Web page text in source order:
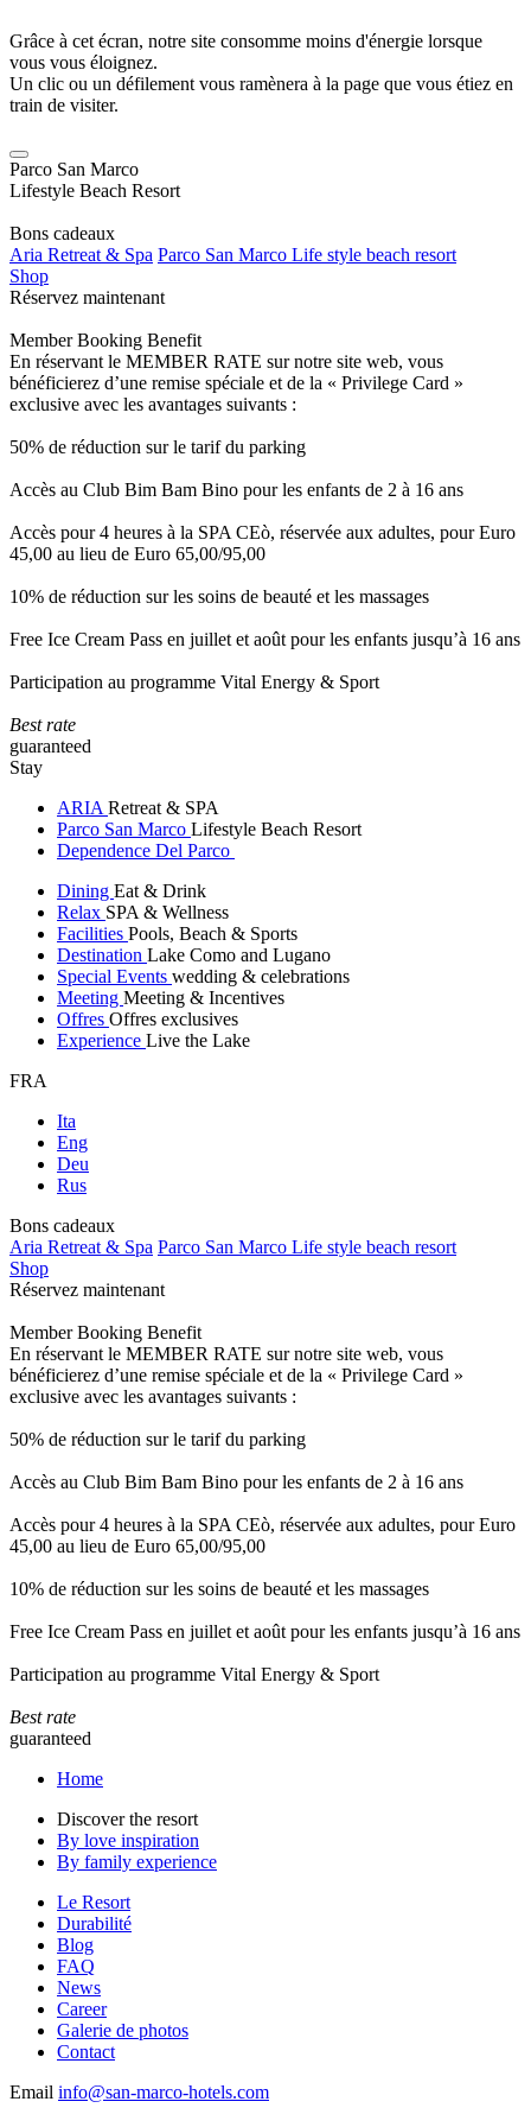
Grâce à cet écran, notre site consomme moins d'énergie lorsque
vous vous éloignez.
Un clic ou un défilement vous ramènera à la page que vous étiez en
train de visiter.
Parco San Marco
Lifestyle Beach Resort
Bons cadeaux
Aria Retreat & Spa Parco San Marco Life style beach resort
Shop
Réservez maintenant
Member Booking Benefit
En réservant le MEMBER RATE sur notre site web, vous
bénéficierez d’une remise spéciale et de la « Privilege Card »
exclusive avec les avantages suivants :
50% de réduction sur le tarif du parking
Accès au Club Bim Bam Bino pour les enfants de 2 à 16 ans
Accès pour 4 heures à la SPA CEò, réservée aux adultes, pour Euro
45,00 au lieu de Euro 65,00/95,00
10% de réduction sur les soins de beauté et les massages
Free Ice Cream Pass en juillet et août pour les enfants jusqu’à 16 ans
Participation au programme Vital Energy & Sport
Best rate
guaranteed
Stay
ARIA Retreat & SPA
Parco San Marco Lifestyle Beach Resort
Dependence Del Parco
Dining Eat & Drink
Relax SPA & Wellness
Facilities Pools, Beach & Sports
Destination Lake Como and Lugano
Special Events wedding & celebrations
Meeting Meeting & Incentives
Offres Offres exclusives
Experience Live the Lake
FRA
Ita
Eng
Deu
Rus
Bons cadeaux
Aria Retreat & Spa Parco San Marco Life style beach resort
Shop
Réservez maintenant
Member Booking Benefit
En réservant le MEMBER RATE sur notre site web, vous
bénéficierez d’une remise spéciale et de la « Privilege Card »
exclusive avec les avantages suivants :
50% de réduction sur le tarif du parking
Accès au Club Bim Bam Bino pour les enfants de 2 à 16 ans
Accès pour 4 heures à la SPA CEò, réservée aux adultes, pour Euro
45,00 au lieu de Euro 65,00/95,00
10% de réduction sur les soins de beauté et les massages
Free Ice Cream Pass en juillet et août pour les enfants jusqu’à 16 ans
Participation au programme Vital Energy & Sport
Best rate
guaranteed
Home
Discover the resort
By love inspiration
By family experience
Le Resort
Durabilité
Blog
FAQ
News
Career
Galerie de photos
Contact
Email info@san-marco-hotels.com